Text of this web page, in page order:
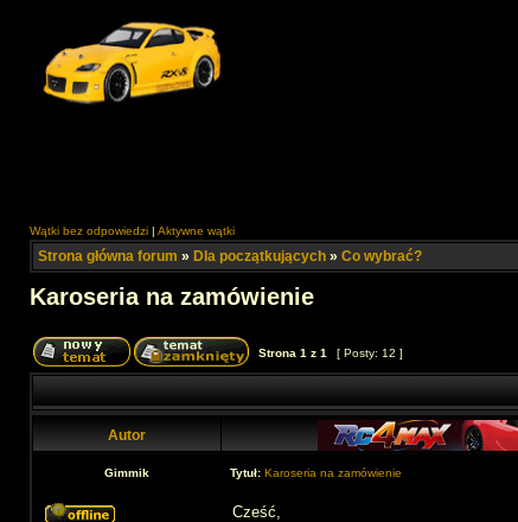
Wątki bez odpowiedzi | Aktywne wątki
Strona główna forum » Dla początkujących » Co wybrać?
Karoseria na zamówienie
Strona 1 z 1 [ Posty: 12 ]
Autor
Gimmik Tytuł: Karoseria na zamówienie
Cześć,